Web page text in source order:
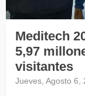
Meditech
5,97
visitantes
Jueves, Agosto 6,